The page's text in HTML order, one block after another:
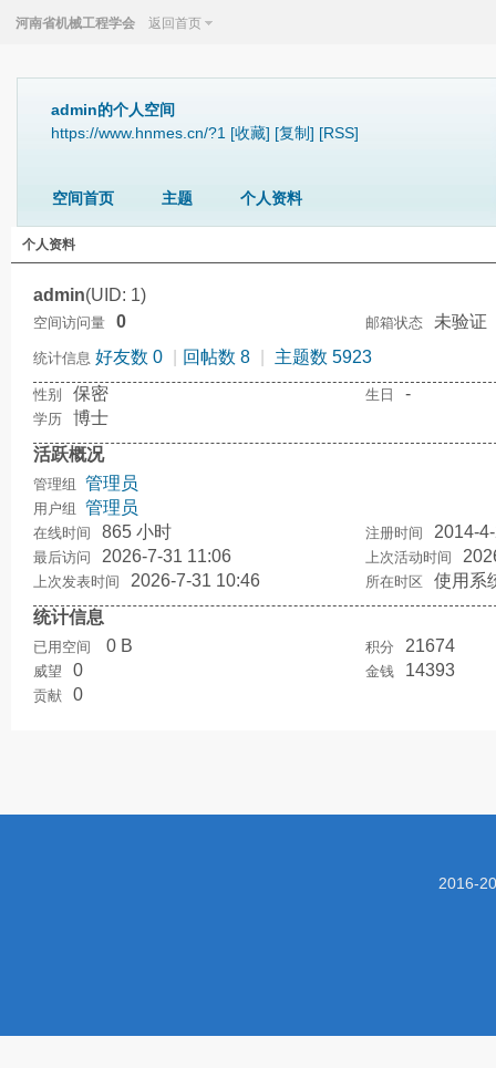
河南省机械工程学会 返回首页
admin的个人空间
https://www.hnmes.cn/?1 [收藏] [复制] [RSS]
空间首页 主题 个人资料
个人资料
admin(UID: 1)
空间访问量 0 邮箱状态 未验证
统计信息 好友数 0 回帖数 8 主题数 5923
性别 保密 生日 -
学历
博士
活跃概况
管理组 管理员
用户组 管理员
在线时间 865 小时 注册时间 2014-
最后访问 2026-7-31 11:06 上次活动时间
上次发表时间 2026-7-31 10:46 所在时区
使用系
统计信息
已用空间 0 B 积分 21674
威望 0 金钱 14393
贡献 0
2016-